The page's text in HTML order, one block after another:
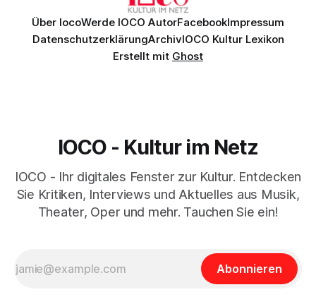
Über IocoWerde IOCO AutorFacebookImpressum
DatenschutzerklärungArchivIOCO Kultur Lexikon
Erstellt mit Ghost
IOCO - Kultur im Netz
IOCO - Ihr digitales Fenster zur Kultur. Entdecken
Sie Kritiken, Interviews und Aktuelles aus Musik,
Theater, Oper und mehr. Tauchen Sie ein!
Abonnieren